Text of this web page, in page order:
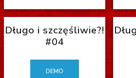
Długo i szczęśliwie?!
#04
DEMO